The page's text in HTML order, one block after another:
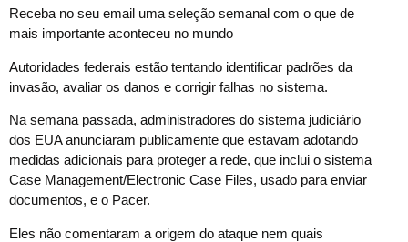
Receba no seu email uma seleção semanal com o que de
mais importante aconteceu no mundo
Autoridades federais estão tentando identificar padrões da
invasão, avaliar os danos e corrigir falhas no sistema.
Na semana passada, administradores do sistema judiciário
dos EUA anunciaram publicamente que estavam adotando
medidas adicionais para proteger a rede, que inclui o sistema
Case Management/Electronic Case Files, usado para enviar
documentos, e o Pacer.
Eles não comentaram a origem do ataque nem quais